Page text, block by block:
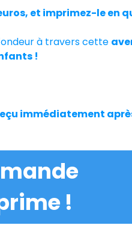
et imprimez-le en
à travers cette
!
immédiatement
!